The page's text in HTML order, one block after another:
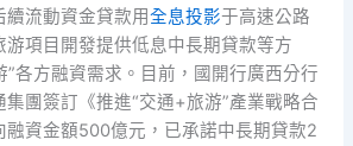
續流動資金貸款用全息投影于高速公路
游項目開發提供低息中長期貸款等方
”各方融資需求。目前，國開行廣西分行
團簽訂《推進“交通+旅游”產業戰略合
融資金額500億元，已承諾中長期貸款2